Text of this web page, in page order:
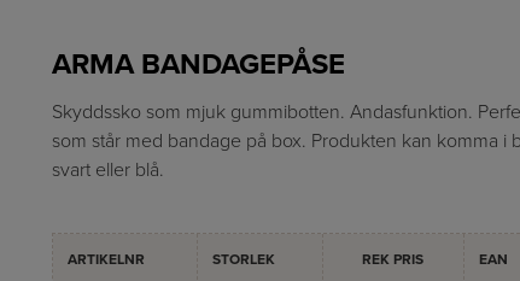
ARMA BANDAGEPÅSE
Skyddssko som mjuk gummibotten. Andasfunktion.
som står med bandage på box. Produkten kan komma i
svart eller blå.
ARTIKELNR STORLEK REK PRIS EAN